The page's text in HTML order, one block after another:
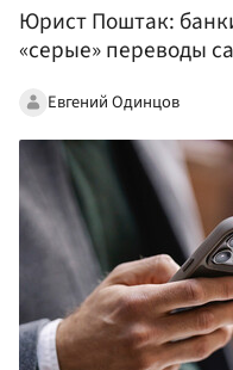
Юрист Поштак:
«серые» переводы
Евгений Одинцов